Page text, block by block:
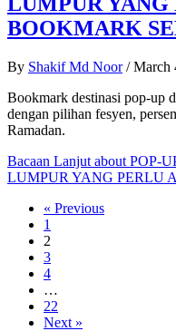
BOOKMARK
By Shakif Md Noor / March
Bookmark destinasi pop-up
dengan pilihan fesyen,
Ramadan.
Bacaan Lanjut about POP-
LUMPUR YANG PERLU
« Previous
1
2
3
4
…
22
Next »